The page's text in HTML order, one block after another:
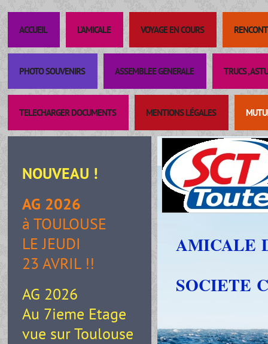
ACCUEIL L'AMICALE VOYAGE EN COURS
PHOTO SOUVENIRS ASSEMBLEE GENERALE TRUCS ,
TELECHARGER DOCUMENTS MENTIONS LÉGALES
NOUVEAU !
AG 2026
à TOULOUSE
LE JEUDI
23 AVRIL !!
AG 2026
Au 7ieme Etage
vue sur Toulouse
AMICALE
SOCIETE